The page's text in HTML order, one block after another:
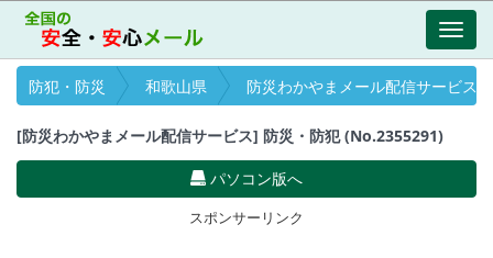
防犯・防災
和歌山県 防災わかやまメール配信サービス
[防災わかやまメール配信サービス] 防災・防犯 (No.2355291)
パソコン版へ
スポンサーリンク